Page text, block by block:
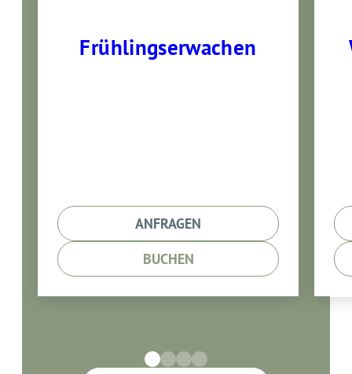
Frühlingserwachen
ANFRAGEN
BUCHEN